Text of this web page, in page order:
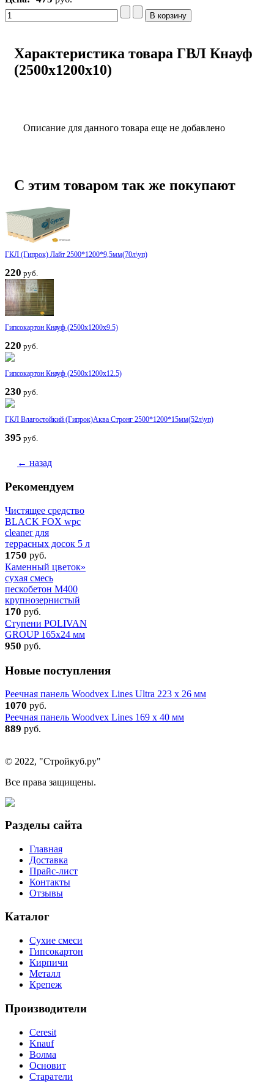
Характеристика товара ГВЛ Кнауф
(2500x1200x10)
Описание для данного товара еще не добавлено
С этим товаром так же покупают
ГКЛ (Гипрок) Лайт 2500*1200*9,5мм(70л\уп)
220 руб.
Гипсокартон Кнауф (2500x1200x9.5)
220 руб.
Гипсокартон Кнауф (2500x1200x12.5)
230 руб.
ГКЛ Влагостойкий (Гипрок)Аква Стронг 2500*1200*15мм(52л\уп)
395 руб.
← назад
Рекомендуем
Чистящее средство
BLACK FOX wpc
cleaner для
террасных досок 5 л
1750 руб.
Каменный цветок»
сухая смесь
пескобетон М400
крупнозернистый
170 руб.
Ступени POLIVAN
GROUP 165x24 мм
950 руб.
Новые поступления
Реечная панель Woodvex Lines Ultra 223 x 26 мм
1070 руб.
Реечная панель Woodvex Lines 169 x 40 мм
889 руб.
© 2022, "Стройкуб.ру"
Все права защищены.
Разделы сайта
Главная
Доставка
Прайс-лист
Контакты
Отзывы
Каталог
Сухие смеси
Гипсокартон
Кирпичи
Металл
Крепеж
Производители
Ceresit
Knauf
Волма
Основит
Старатели